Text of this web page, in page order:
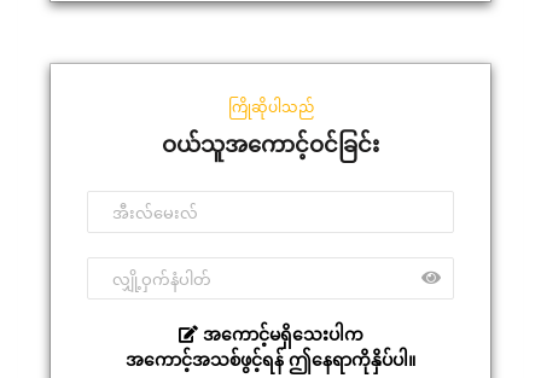
ကြိုဆိုပါသည်
ဝယ်သူအကောင့်ဝင်ခြင်း
အကောင့်မရှိသေးပါက
အကောင့်အသစ်ဖွင့်ရန် ဤနေရာကိုနှိပ်ပါ။